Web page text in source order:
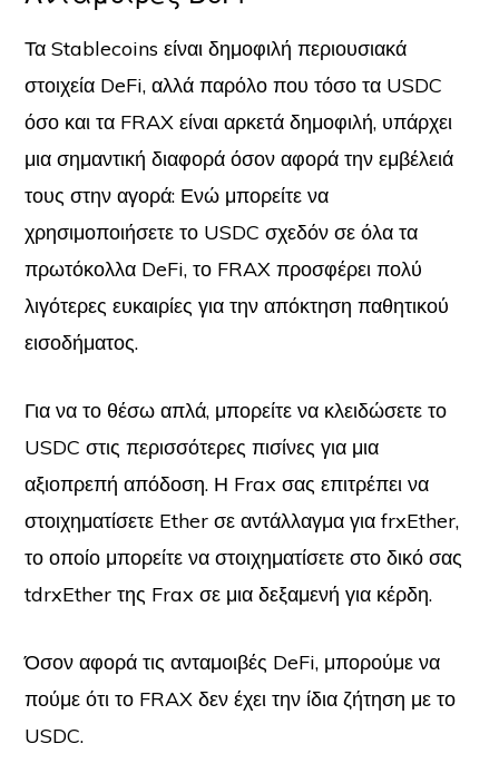
Τα Stablecoins είναι δημοφιλή περιουσιακά
στοιχεία DeFi, αλλά παρόλο που τόσο τα USDC
όσο και τα FRAX είναι αρκετά δημοφιλή, υπάρχει
μια σημαντική διαφορά όσον αφορά την εμβέλειά
τους στην αγορά: Ενώ μπορείτε να
χρησιμοποιήσετε το USDC σχεδόν σε όλα τα
πρωτόκολλα DeFi, το FRAX προσφέρει πολύ
λιγότερες ευκαιρίες για την απόκτηση παθητικού
εισοδήματος.
Για να το θέσω απλά, μπορείτε να κλειδώσετε το
USDC στις περισσότερες πισίνες για μια
αξιοπρεπή απόδοση. Η Frax σας επιτρέπει να
στοιχηματίσετε Ether σε αντάλλαγμα για frxEther,
το οποίο μπορείτε να στοιχηματίσετε στο δικό σας
tdrxEther της Frax σε μια δεξαμενή για κέρδη.
Όσον αφορά τις ανταμοιβές DeFi, μπορούμε να
πούμε ότι το FRAX δεν έχει την ίδια ζήτηση με το
USDC.